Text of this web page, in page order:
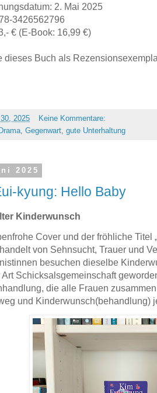
2. Mai 2025
3426562796
€ (E-Book: 16,99 €)
dieses Buch als
2025
Keine Kommentare:
Drama Gegenwart gute Unterhaltung
2025
kyung: Hello Baby
Kinderwunsch
Cover und der fröhliche Titel
von Sehnsucht, Trauer und
besuchen dieselbe
Art Schicksalsgemeinschaft
die alle Frauen
und Kinderwunsch(behandlung)